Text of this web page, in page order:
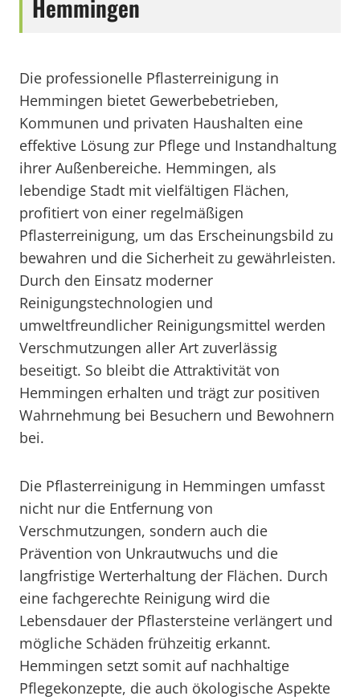
Hemmingen
Die professionelle Pflasterreinigung in
Hemmingen bietet Gewerbebetrieben,
Kommunen und privaten Haushalten eine
effektive Lösung zur Pflege und Instandhaltung
ihrer Außenbereiche. Hemmingen, als
lebendige Stadt mit vielfältigen Flächen,
profitiert von einer regelmäßigen
Pflasterreinigung, um das Erscheinungsbild zu
bewahren und die Sicherheit zu gewährleisten.
Durch den Einsatz moderner
Reinigungstechnologien und
umweltfreundlicher Reinigungsmittel werden
Verschmutzungen aller Art zuverlässig
beseitigt. So bleibt die Attraktivität von
Hemmingen erhalten und trägt zur positiven
Wahrnehmung bei Besuchern und Bewohnern
bei.
Die Pflasterreinigung in Hemmingen umfasst
nicht nur die Entfernung von
Verschmutzungen, sondern auch die
Prävention von Unkrautwuchs und die
langfristige Werterhaltung der Flächen. Durch
eine fachgerechte Reinigung wird die
Lebensdauer der Pflastersteine verlängert und
mögliche Schäden frühzeitig erkannt.
Hemmingen setzt somit auf nachhaltige
Pflegekonzepte, die auch ökologische Aspekte